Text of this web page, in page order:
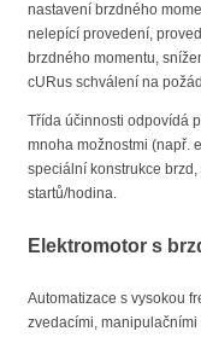
nastavení brzdného
nelepící provedení,
brzdného momentu,
cURus schválení na
Třída účinnosti odpovídá
mnoha možnostmi (např.
speciální konstrukce
startů/hodina.
Elektromotor s
Automatizace s vysokou
zvedacími, manipulačními